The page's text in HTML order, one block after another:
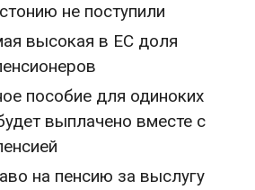
не поступили
высокая в ЕС доля
пособие для одиноких
выплачено вместе с
на пенсию за выслугу